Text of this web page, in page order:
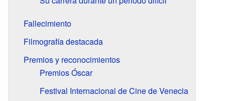
Fallecimiento
Filmografía destacada
Premios y reconocimientos
Premios Óscar
Festival Internacional de Cine de Venecia